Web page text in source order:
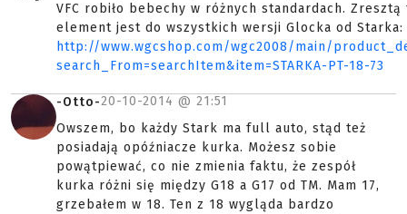
VFC robiło bebechy w różnych standardach. Zresztą
element jest do wszystkich wersji Glocka od Starka:
http://www.wgcshop.com/wgc2008/main/
search_From=searchItem&item=STARKA-PT-18-73
-Otto-20-10-2014 @ 21:51
Owszem, bo każdy Stark ma full auto, stąd też
posiadają opóźniacze kurka. Możesz sobie
powątpiewać, co nie zmienia faktu, że zespół
kurka różni się między G18 a G17 od TM. Mam 17,
grzebałem w 18. Ten z 18 wygląda bardzo